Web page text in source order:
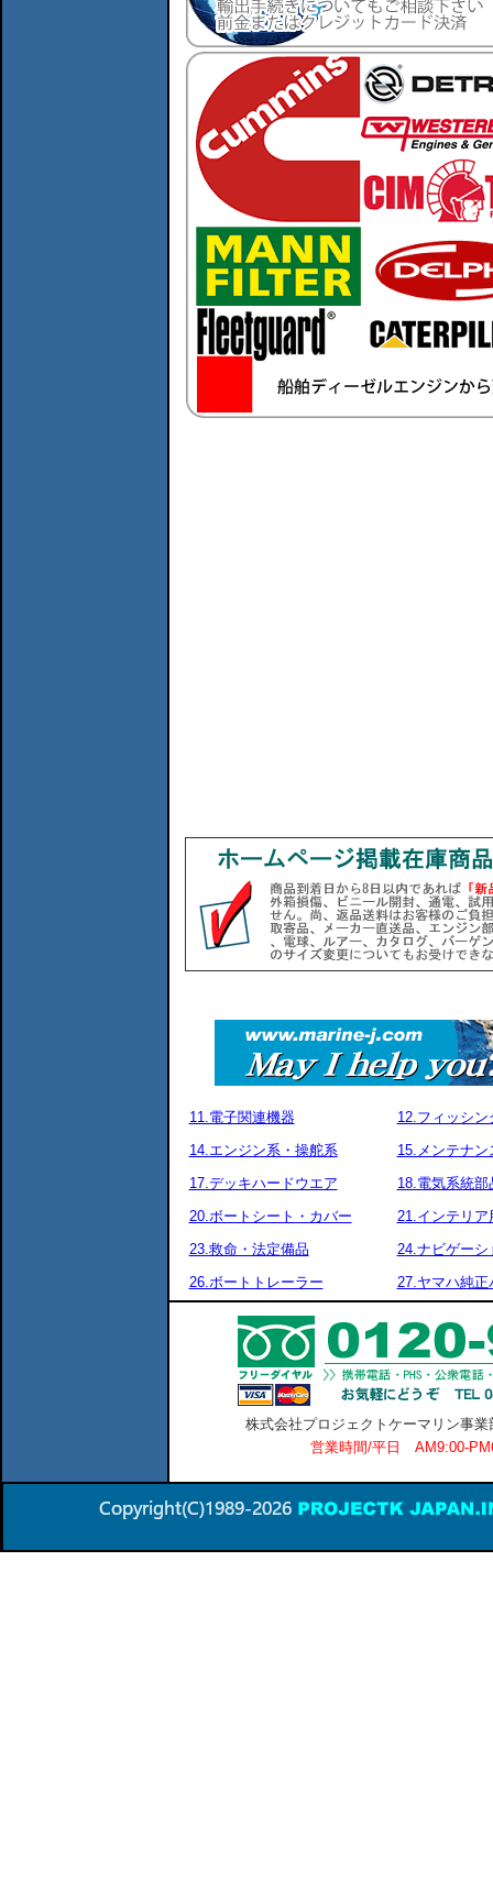
11.電子関連機器
12.フィッシン
14.エンジン系・操舵系
15.メンテナン
17.デッキハードウエア
18.電気系統部
20.ボートシート・カバー
21.インテリア
23.救命・法定備品
24.ナビゲーシ
26.ボートトレーラー
27.ヤマハ純正
株式会社プロジェクトケーマリン事
営業時間/平日 AM9:00-